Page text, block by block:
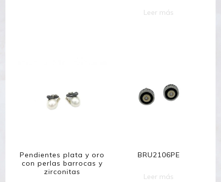
Leer más
Pendientes plata y oro
con perlas barrocas y
zirconitas
BRU2106PE
Leer más